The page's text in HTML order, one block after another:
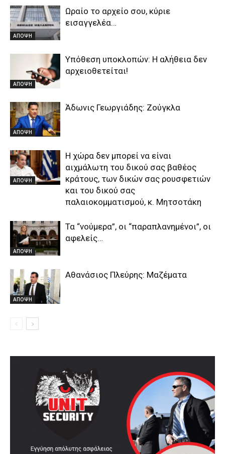
ΑΠΟΨΗ
Ωραίο το αρχείο σου, κύριε
εισαγγελέα…
ΑΠΟΨΗ
Υπόθεση υποκλοπών: Η αλήθεια δεν
αρχειοθετείται!
ΑΠΟΨΗ
Άδωνις Γεωργιάδης: Ζούγκλα
ΑΠΟΨΗ
Η χώρα δεν μπορεί να είναι
αιχμάλωτη του δικού σας βαθέος
κράτους, των δικών σας ρουσφετιών
και του δικού σας
παλαιοκομματισμού, κ. Μητσοτάκη
ΑΠΟΨΗ
Τα “νούμερα”, οι “παραπλανημένοι”, οι
αφελείς…
ΑΠΟΨΗ
Αθανάσιος Πλεύρης: Μαζέματα